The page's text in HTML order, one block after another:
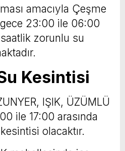
amacıyla Çeşme
23:00 ile 06:00
zorunlu su
Kesintisi
IŞIK, ÜZÜMLÜ
ile 17:00 arasında
olacaktır.